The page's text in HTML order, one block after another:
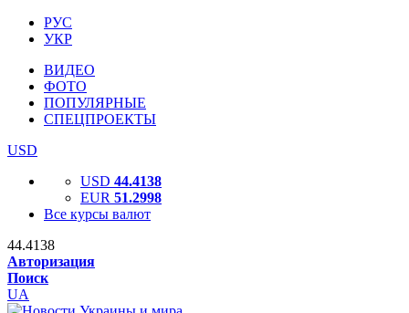
РУС
УКР
ВИДЕО
ФОТО
ПОПУЛЯРНЫЕ
СПЕЦПРОЕКТЫ
USD
USD 44.4138
EUR 51.2998
Все курсы валют
44.4138
Авторизация
Поиск
UA